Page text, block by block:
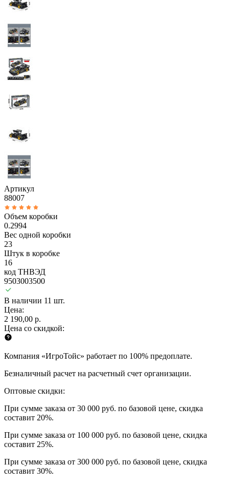
Артикул
88007
Объем коробки
0.2994
Вес одной коробки
23
Штук в коробке
16
код ТНВЭД
9503003500
В наличии 11 шт.
Цена:
2 190,00 р.
Цена со скидкой:
Компания «ИгроТойс» работает по 100% предоплате.
Безналичный расчет на расчетный счет организации.
Оптовые скидки:
При сумме заказа от 30 000 руб. по базовой цене, скидка
составит 20%.
При сумме заказа от 100 000 руб. по базовой цене, скидка
составит 25%.
При сумме заказа от 300 000 руб. по базовой цене, скидка
составит 30%.